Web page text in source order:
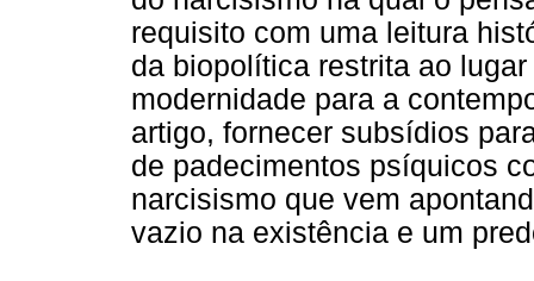
requisito com uma leitura
da biopolítica restrita ao
modernidade para a
artigo, fornecer subsídios
de padecimentos psíquicos
narcisismo que vem
vazio na existência e um